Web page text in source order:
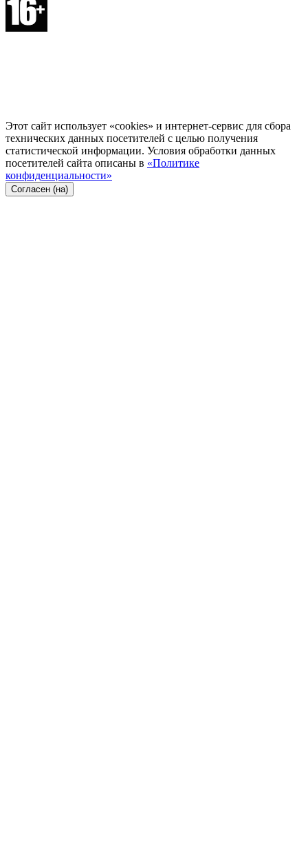
Этот сайт использует «cookies» и интернет-сервис для сбора
технических данных посетителей с целью получения
статистической информации. Условия обработки данных
посетителей сайта описаны в «Политике
конфиденциальности»
Согласен (на)